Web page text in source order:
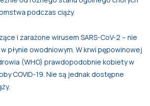
podczas ciąży.
i zarażone wirusem SARS-CoV-2 – nie
płynie owodniowym. W krwi pępowinowej
(WHO) prawdopodobnie kobiety w
COVID-19. Nie są jednak dostępne